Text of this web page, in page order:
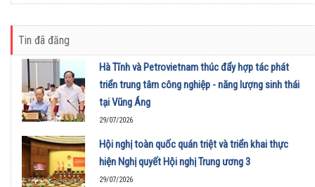
Tin đã đăng
Hà Tĩnh và Petrovietnam thúc đẩy hợp tác phát
triển trung tâm công nghiệp - năng lượng sinh thái
tại Vũng Áng
29/07/2026
Hội nghị toàn quốc quán triệt và triển khai thực
hiện Nghị quyết Hội nghị Trung ương 3
29/07/2026